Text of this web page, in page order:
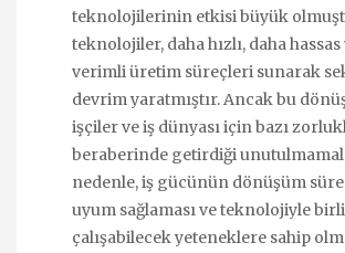
teknolojilerinin etkisi büyük
teknolojiler, daha hızlı, daha hassas
verimli üretim süreçleri sunarak
devrim yaratmıştır. Ancak bu
işçiler ve iş dünyası için bazı
beraberinde getirdiği
nedenle, iş gücünün dönüşüm
uyum sağlaması ve teknolojiyle
çalışabilecek yeteneklere sahip